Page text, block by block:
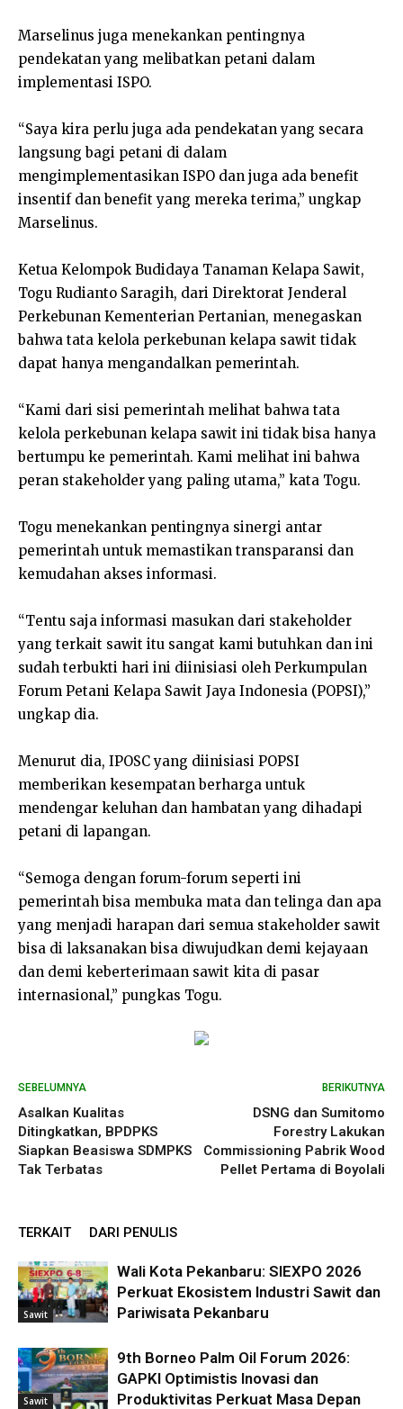
Marselinus juga menekankan pentingnya
pendekatan yang melibatkan petani dalam
implementasi ISPO.
“Saya kira perlu juga ada pendekatan yang secara
langsung bagi petani di dalam
mengimplementasikan ISPO dan juga ada benefit
insentif dan benefit yang mereka terima,” ungkap
Marselinus.
Ketua Kelompok Budidaya Tanaman Kelapa Sawit,
Togu Rudianto Saragih, dari Direktorat Jenderal
Perkebunan Kementerian Pertanian, menegaskan
bahwa tata kelola perkebunan kelapa sawit tidak
dapat hanya mengandalkan pemerintah.
“Kami dari sisi pemerintah melihat bahwa tata
kelola perkebunan kelapa sawit ini tidak bisa hanya
bertumpu ke pemerintah. Kami melihat ini bahwa
peran stakeholder yang paling utama,” kata Togu.
Togu menekankan pentingnya sinergi antar
pemerintah untuk memastikan transparansi dan
kemudahan akses informasi.
“Tentu saja informasi masukan dari stakeholder
yang terkait sawit itu sangat kami butuhkan dan ini
sudah terbukti hari ini diinisiasi oleh Perkumpulan
Forum Petani Kelapa Sawit Jaya Indonesia (POPSI),”
ungkap dia.
Menurut dia, IPOSC yang diinisiasi POPSI
memberikan kesempatan berharga untuk
mendengar keluhan dan hambatan yang dihadapi
petani di lapangan.
“Semoga dengan forum-forum seperti ini
pemerintah bisa membuka mata dan telinga dan apa
yang menjadi harapan dari semua stakeholder sawit
bisa di laksanakan bisa diwujudkan demi kejayaan
dan demi keberterimaan sawit kita di pasar
internasional,” pungkas Togu.
SEBELUMNYA
Asalkan Kualitas
Ditingkatkan, BPDPKS
Siapkan Beasiswa SDMPKS
Tak Terbatas
BERIKUTNYA
DSNG dan Sumitomo
Forestry Lakukan
Commissioning Pabrik Wood
Pellet Pertama di Boyolali
TERKAIT DARI PENULIS
Sawit
Wali Kota Pekanbaru: SIEXPO 2026
Perkuat Ekosistem Industri Sawit dan
Pariwisata Pekanbaru
Sawit
9th Borneo Palm Oil Forum 2026:
GAPKI Optimistis Inovasi dan
Produktivitas Perkuat Masa Depan